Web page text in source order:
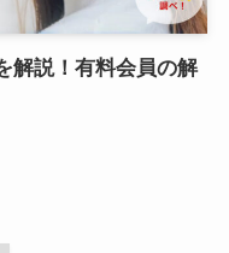
解説！有料会員の解